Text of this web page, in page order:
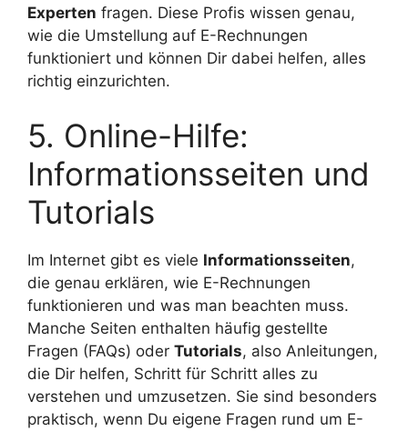
Experten fragen. Diese Profis wissen genau,
wie die Umstellung auf E-Rechnungen
funktioniert und können Dir dabei helfen, alles
richtig einzurichten.
5. Online-Hilfe:
Informationsseiten und
Tutorials
Im Internet gibt es viele Informationsseiten,
die genau erklären, wie E-Rechnungen
funktionieren und was man beachten muss.
Manche Seiten enthalten häufig gestellte
Fragen (FAQs) oder Tutorials, also Anleitungen,
die Dir helfen, Schritt für Schritt alles zu
verstehen und umzusetzen. Sie sind besonders
praktisch, wenn Du eigene Fragen rund um E-